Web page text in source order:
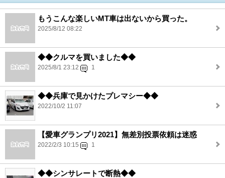
もうこんな楽しいMT車は出ないから買った。
2025/8/12 08:22
◆◆クルマを買いました◆◆
2025/8/1 23:12 1
◆◆兵庫で見かけたプレマシー◆◆
2022/10/2 11:07
【愛車グランプリ2021】無差別投票依頼は迷惑
2022/2/3 10:15 1
◆◆シンサレートで断熱◆◆